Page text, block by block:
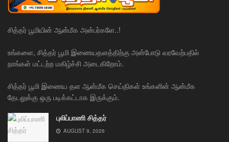
சித்தர் பூமியின் ஆன்மீக அன்பர்களே..!
உங்களை, சித்தர் பூமி இணையதளத்திற்கு அன்போடு வரவேற்பதில்
நாங்கள் மட்டற்ற மகிழ்ச்சி அடைகிறோம்.
சித்தர் பூமி இணைய தள ஆன்மீக செய்திகள் உங்களின் ஆன்மீக
தேடலுக்கு ஒரு படிக்கட்டாக இருக்கும்.
புலிப்பாணி சித்தர்
AUGUST 9, 2026